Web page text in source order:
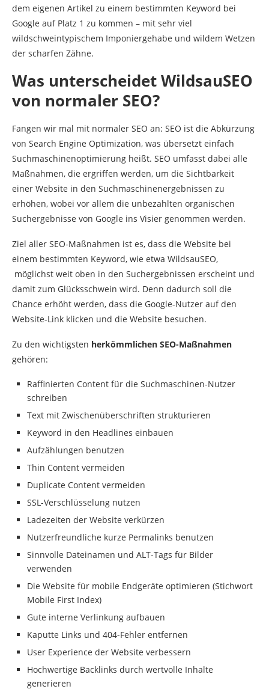
dem eigenen Artikel zu einem bestimmten Keyword bei
Google auf Platz 1 zu kommen – mit sehr viel
wildschweintypischem Imponiergehabe und wildem Wetzen
der scharfen Zähne.
Was unterscheidet WildsauSEO
von normaler SEO?
Fangen wir mal mit normaler SEO an: SEO ist die Abkürzung
von Search Engine Optimization, was übersetzt einfach
Suchmaschinenoptimierung heißt. SEO umfasst dabei alle
Maßnahmen, die ergriffen werden, um die Sichtbarkeit
einer Website in den Suchmaschinenergebnissen zu
erhöhen, wobei vor allem die unbezahlten organischen
Suchergebnisse von Google ins Visier genommen werden.
Ziel aller SEO-Maßnahmen ist es, dass die Website bei
einem bestimmten Keyword, wie etwa WildsauSEO,
möglichst weit oben in den Suchergebnissen erscheint und
damit zum Glücksschwein wird. Denn dadurch soll die
Chance erhöht werden, dass die Google-Nutzer auf den
Website-Link klicken und die Website besuchen.
Zu den wichtigsten herkömmlichen SEO-Maßnahmen
gehören:
Raffinierten Content für die Suchmaschinen-Nutzer
schreiben
Text mit Zwischenüberschriften strukturieren
Keyword in den Headlines einbauen
Aufzählungen benutzen
Thin Content vermeiden
Duplicate Content vermeiden
SSL-Verschlüsselung nutzen
Ladezeiten der Website verkürzen
Nutzerfreundliche kurze Permalinks benutzen
Sinnvolle Dateinamen und ALT-Tags für Bilder
verwenden
Die Website für mobile Endgeräte optimieren (Stichwort
Mobile First Index)
Gute interne Verlinkung aufbauen
Kaputte Links und 404-Fehler entfernen
User Experience der Website verbessern
Hochwertige Backlinks durch wertvolle Inhalte
generieren